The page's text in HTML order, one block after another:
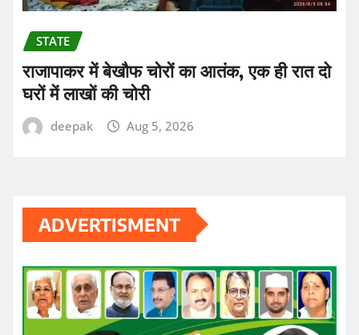
STATE
राजापाकर में बेखौफ चोरों का आतंक, एक ही रात दो
घरों में लाखों की चोरी
deepak Aug 5, 2026
ADVERTISMENT